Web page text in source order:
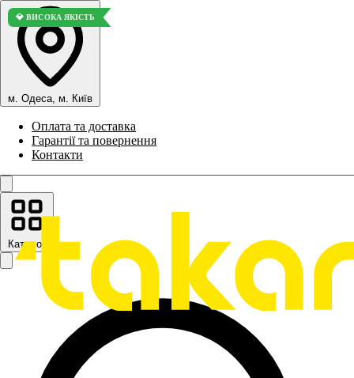
м. Одеса, м. Київ
Оплата та доставка
Гарантії та повернення
Контакти
Каталог
💎 ВИСОКА ЯКІСТЬ